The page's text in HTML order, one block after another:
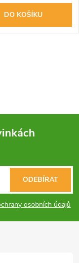
DO KOŠÍKU
osobních údajů
ODEBÍRAT